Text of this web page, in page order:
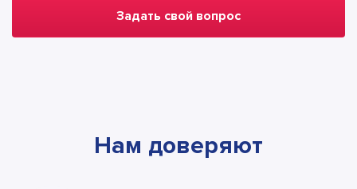
Задать свой вопрос
Нам доверяют